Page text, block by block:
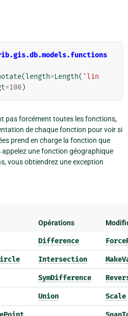
(length=Length( 'lin
=100)
pas forcément toutes les fonctions,
de chaque fonction pour voir si
prend en charge la fonction que
une fonction géographique
vous obtiendrez une exception
Opérations
Difference
Intersection
SymDifference
Union Scale